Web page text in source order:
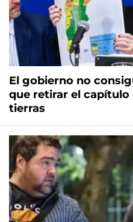
El gobierno no
que retirar el
tierras